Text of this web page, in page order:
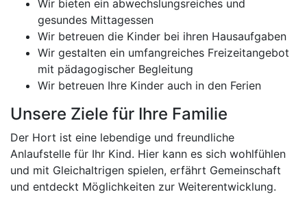
Wir bieten ein abwechslungsreiches und
gesundes Mittagessen
Wir betreuen die Kinder bei ihren Hausaufgaben
Wir gestalten ein umfangreiches Freizeitangebot
mit pädagogischer Begleitung
Wir betreuen Ihre Kinder auch in den Ferien
Unsere Ziele für Ihre Familie
Der Hort ist eine lebendige und freundliche
Anlaufstelle für Ihr Kind. Hier kann es sich wohlfühlen
und mit Gleichaltrigen spielen, erfährt Gemeinschaft
und entdeckt Möglichkeiten zur Weiterentwicklung.